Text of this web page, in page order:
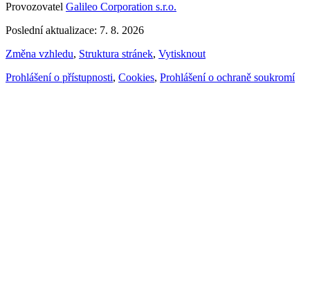
Provozovatel Galileo Corporation s.r.o.
Poslední aktualizace: 7. 8. 2026
Změna vzhledu, Struktura stránek, Vytisknout
Prohlášení o přístupnosti, Cookies, Prohlášení o ochraně soukromí